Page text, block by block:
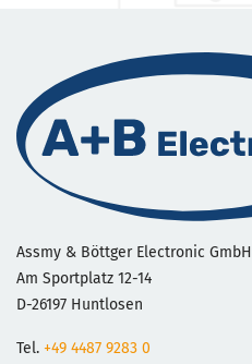
Assmy & Böttger Electronic GmbH
Am Sportplatz 12-14
D-26197 Huntlosen
Tel. +49 4487 9283 0